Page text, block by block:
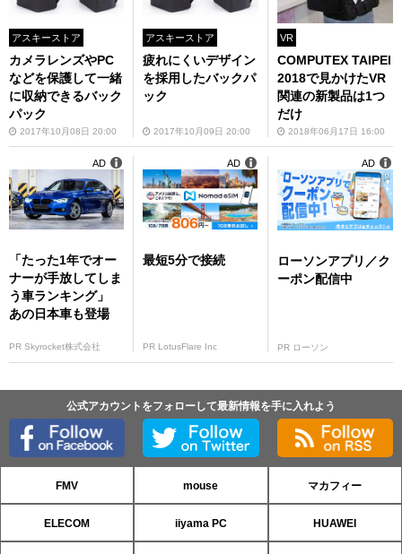
アスキーストア
カメラレンズやPC
などを保護して一緒
に収納できるバック
パック
2017年10月08日 20:00
アスキーストア
疲れにくいデザイン
を採用したバックパ
ック
2017年10月09日 20:00
VR
COMPUTEX TAIPEI
2018で見かけたVR
関連の新製品は1つ
だけ
2018年06月17日 16:00
「たった1年でオー
ナーが手放してしま
う車ランキング」
あの日本車も登場
PR Skyrocket株式会社
AD
最短5分で接続
PR LotusFlare Inc
AD
ローソンアプリ／ク
ーポン配信中
PR ローソン
AD
公式アカウントをフォローして最新情報を手に入れよう
FMV mouse マカフィー
ELECOM iiyama PC HUAWEI